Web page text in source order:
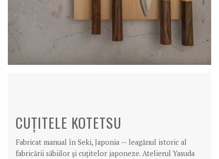
CUȚITELE KOTETSU
Fabricat manual în Seki, Japonia — leagănul istoric al
fabricării săbiilor și cuțitelor japoneze. Atelierul Yasuda